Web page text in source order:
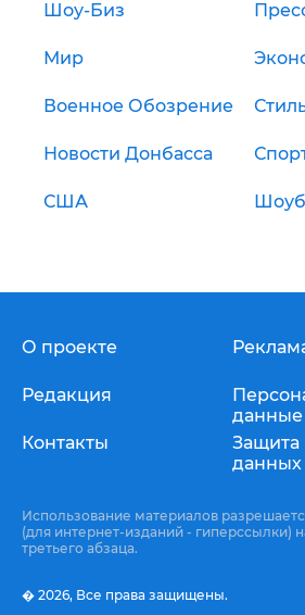
Шоу-Биз
Мир
Военное Обозрение
Новости Донбасса
США
О проекте
Редакция
Контакты
данные
Защита
данных
Использование материалов
(для интернет-изданий - гиперссылки)
третьего абзаца.
� 2026, Все права защищены.